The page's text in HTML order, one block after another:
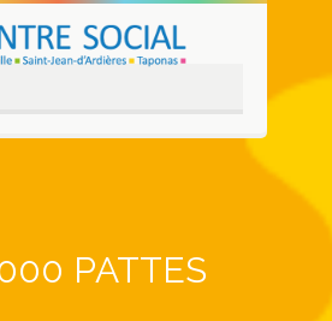
PATTES